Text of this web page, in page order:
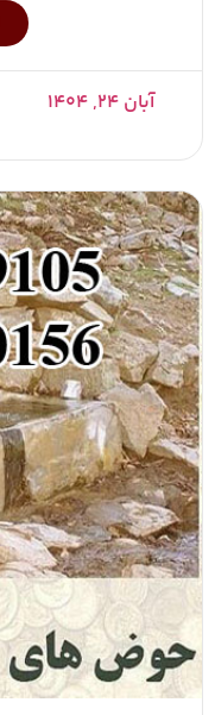
آبان ۲۴, ۱۴۰۴